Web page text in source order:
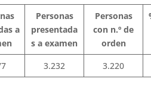
a
Personas
presentada
s a examen
Personas
con n.º de
orden
3.232 3.220